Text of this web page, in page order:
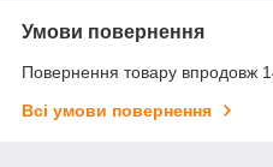
Умови повернення
Повернення товару впродовж
Всі умови повернення